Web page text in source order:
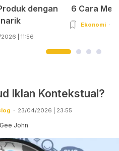
dengan
| 11:56
6 Cara
Ekonomi
Iklan Kontekstual?
23/04/2026 | 23:55
Gee John